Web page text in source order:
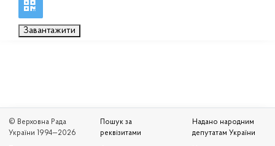
Завантажити
© Верховна Рада
України 1994—2026
Пошук за
реквізитами
Надано народним
депутатам України